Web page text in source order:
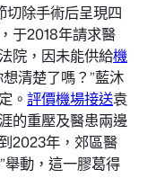
切除手術后呈現四
于2018年請求醫
院，因未能供給機
清楚了嗎？”藍沐
。 評價機場接送袁
的重壓及醫患兩邊
2023年，郊區醫
舉動，這一膠葛得